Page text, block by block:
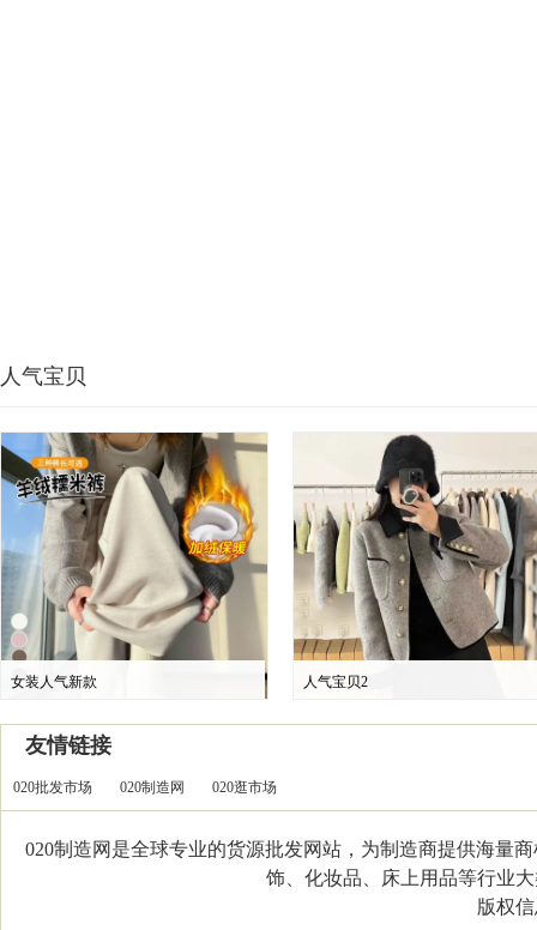
人气宝贝
女装人气新款 人气宝贝2
友情链接
020批发市场 020制造网 020逛市场
020制造网是全球专业的货源批发网站，为制造商提供海量
饰、化妆品、床上用品等行业
版权信